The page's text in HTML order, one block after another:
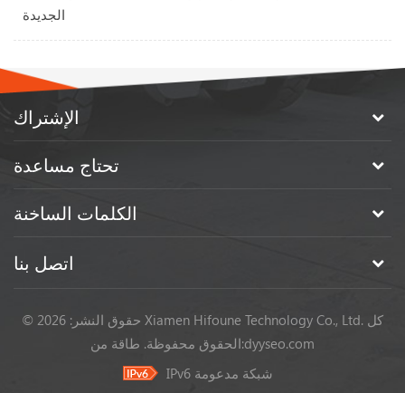
الجديدة
الإشتراك
تحتاج مساعدة
الكلمات الساخنة
اتصل بنا
© حقوق النشر: 2026 Xiamen Hifoune Technology Co., Ltd. كل
الحقوق محفوظة.طاقة من:dyyseo.com
IPv6 شبكة مدعومة